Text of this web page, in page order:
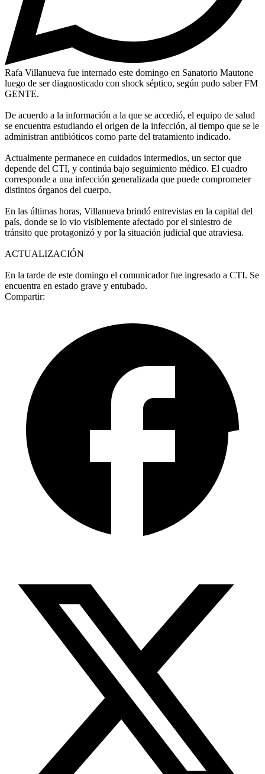
Rafa Villanueva fue internado este domingo en Sanatorio Mautone
luego de ser diagnosticado con shock séptico, según pudo saber FM
GENTE.
De acuerdo a la información a la que se accedió, el equipo de salud
se encuentra estudiando el origen de la infección, al tiempo que se le
administran antibióticos como parte del tratamiento indicado.
Actualmente permanece en cuidados intermedios, un sector que
depende del CTI, y continúa bajo seguimiento médico. El cuadro
corresponde a una infección generalizada que puede comprometer
distintos órganos del cuerpo.
En las últimas horas, Villanueva brindó entrevistas en la capital del
país, donde se lo vio visiblemente afectado por el siniestro de
tránsito que protagonizó y por la situación judicial que atraviesa.
ACTUALIZACIÓN
En la tarde de este domingo el comunicador fue ingresado a CTI. Se
encuentra en estado grave y entubado.
Compartir: